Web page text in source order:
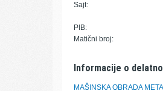
Sajt:
PIB:
Matični broj:
Informacije o
MAŠINSKA OBRADA